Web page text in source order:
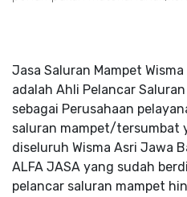
Jasa Saluran Mampet
adalah Ahli Pelancar
sebagai Perusahaan
saluran mampet/tersumbat
diseluruh Wisma Asri Jawa
ALFA JASA yang sudah
pelancar saluran mampet